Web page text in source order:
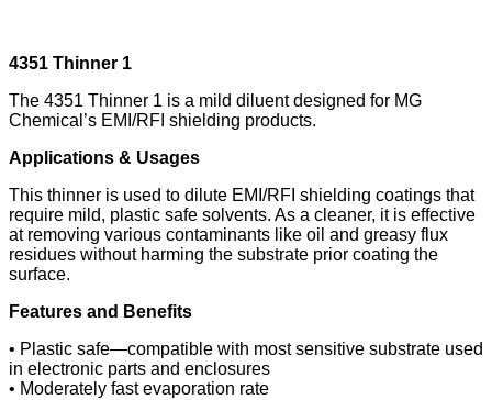
4351 Thinner 1
The 4351 Thinner 1 is a mild diluent designed for MG
Chemical’s EMI/RFI shielding products.
Applications & Usages
This thinner is used to dilute EMI/RFI shielding coatings that
require mild, plastic safe solvents. As a cleaner, it is effective
at removing various contaminants like oil and greasy flux
residues without harming the substrate prior coating the
surface.
Features and Benefits
• Plastic safe—compatible with most sensitive substrate used
in electronic parts and enclosures
• Moderately fast evaporation rate